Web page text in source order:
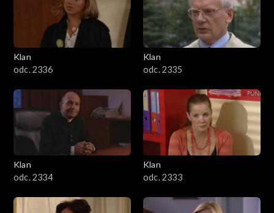
Klan
odc. 2336
Klan
odc. 2335
Klan
odc. 2334
Klan
odc. 2333